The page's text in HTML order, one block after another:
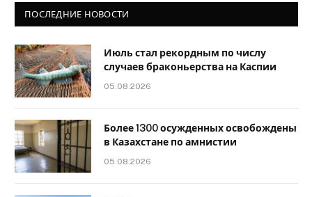
ПОСЛЕДНИЕ НОВОСТИ
Июль стал рекордным по числу
случаев браконьерства на Каспии
05.08.2026
Более 1300 осужденных освобождены
в Казахстане по амнистии
05.08.2026